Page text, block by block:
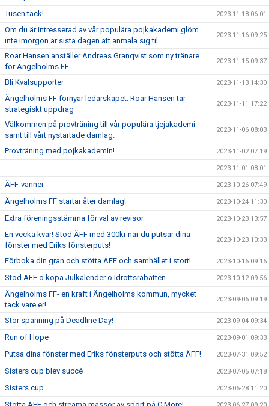
Tusen tack! 2023-11-18 06:01
Om du är intresserad av vår populära pojkakademi glöm
inte imorgon är sista dagen att anmäla sig til
2023-11-16 09:25
Roar Hansen anställer Andreas Granqvist som ny tränare
för Ängelholms FF
2023-11-15 09:37
Bli Kvalsupporter 2023-11-13 14:30
Ängelholms FF förnyar ledarskapet: Roar Hansen tar
strategiskt uppdrag
2023-11-11 17:22
Välkommen på provträning till vår populära tjejakademi
samt till vårt nystartade damlag.
2023-11-06 08:03
Provträning med pojkakademin! 2023-11-02 07:19
2023-11-01 08:01
ÄFF-vänner 2023-10-26 07:49
Ängelholms FF startar åter damlag! 2023-10-24 11:30
Extra föreningsstämma för val av revisor 2023-10-23 13:57
En vecka kvar! Stöd ÄFF med 300kr när du putsar dina
fönster med Eriks fönsterputs!
2023-10-23 10:33
Förboka din gran och stötta ÄFF och samhället i stort! 2023-10-16 09:16
Stöd ÄFF o köpa Julkalender o Idrottsrabatten 2023-10-12 09:56
Ängelholms FF- en kraft i Ängelholms kommun, mycket
tack vare er!
2023-09-06 09:19
Stor spänning på Deadline Day! 2023-09-04 09:34
Run of Hope 2023-09-01 09:33
Putsa dina fönster med Eriks fönsterputs och stötta ÄFF! 2023-07-31 09:52
Sisters cup blev succé 2023-07-05 07:18
Sisters cup 2023-06-28 11:20